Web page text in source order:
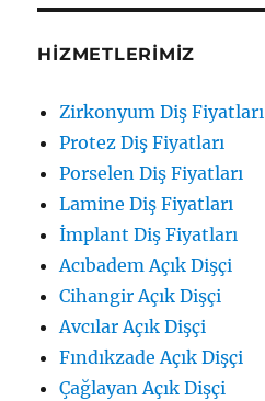
HIZMETLERIMIZ
Zirkonyum Diş Fiyatları
Protez Diş Fiyatları
Porselen Diş Fiyatları
Lamine Diş Fiyatları
İmplant Diş Fiyatları
Acıbadem Açık Dişçi
Cihangir Açık Dişçi
Avcılar Açık Dişçi
Fındıkzade Açık Dişçi
Çağlayan Açık Dişçi